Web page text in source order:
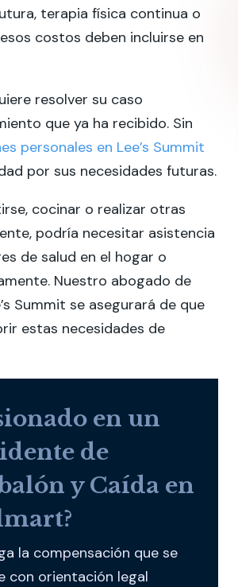
terapia física continua o
costos deben incluirse en
resolver su caso
que ya ha recibido. Sin
personales en Lee’s Summit
por sus necesidades futuras.
cocinar o realizar otras
podría necesitar asistencia
de salud en el hogar o
Nuestro abogado de
Summit se asegurará de que
estas necesidades de
en un
de
y Caída en
la compensación que se
con orientación legal